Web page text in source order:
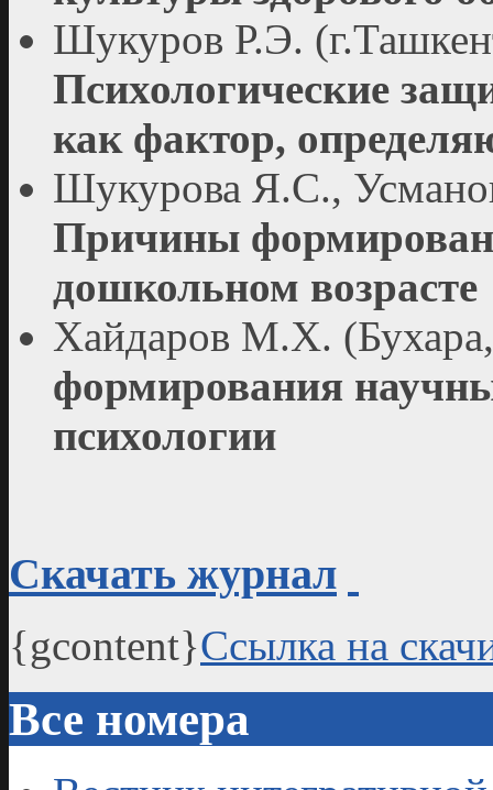
Шукуров Р.Э.
Психологические
как фактор,
Шукурова Я.С.,
Причины
дошкольном возрасте
Хайдаров М.Х.
формирования
психологии
Скачать журнал
{gcontent}Ссылка на
Все номера